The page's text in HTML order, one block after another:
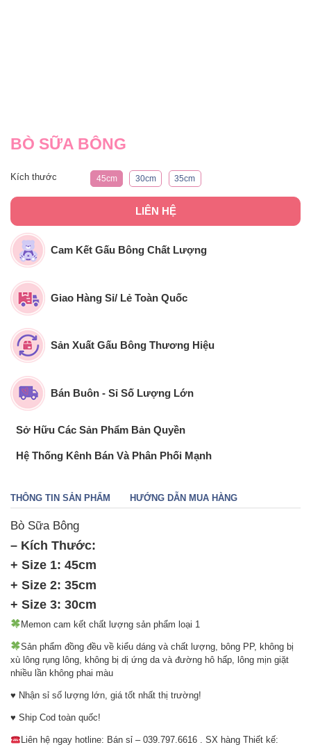
BÒ SỮA BÔNG
Kích thước 45cm 30cm 35cm
LIÊN HỆ
Cam Kết Gấu Bông Chất Lượng
Giao Hàng Sỉ/ Lẻ Toàn Quốc
Sản Xuất Gấu Bông Thương Hiệu
Bán Buôn - Sỉ Số Lượng Lớn
Sở Hữu Các Sản Phẩm Bản Quyền
Hệ Thống Kênh Bán Và Phân Phối Mạnh
THÔNG TIN SẢN PHẨM HƯỚNG DẪN MUA HÀNG
Bò Sữa Bông
– Kích Thước:
+ Size 1: 45cm
+ Size 2: 35cm
+ Size 3: 30cm
Memon cam kết chất lượng sản phẩm loại 1
Sản phẩm đồng đều về kiểu dáng và chất lượng, bông PP, không bị
xù lông rụng lông, không bị dị ứng da và đường hô hấp, lông mịn giặt
nhiều lần không phai màu
♥ ️Nhận sỉ số lượng lớn, giá tốt nhất thị trường!
♥ ️Ship Cod toàn quốc!
Liên hệ ngay hotline: Bán sỉ – 039.797.6616 . SX hàng Thiết kế: